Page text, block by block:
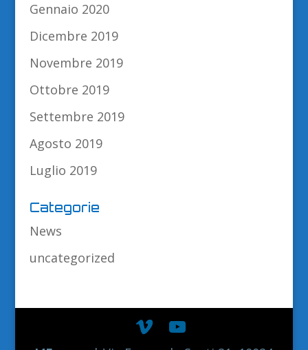
Gennaio 2020
Dicembre 2019
Novembre 2019
Ottobre 2019
Settembre 2019
Agosto 2019
Luglio 2019
Categorie
News
uncategorized